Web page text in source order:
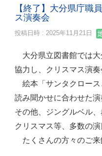
【終了】大分県庁職
ス演奏会
投稿日時 : 2025年11月21日
大分県立図書館では大
協力し、クリスマス演奏
絵本「サンタクロース
読み聞かせに合わせた演
その他、ジングルベル
クリスマス等、多数の
たくさんの方々のご来